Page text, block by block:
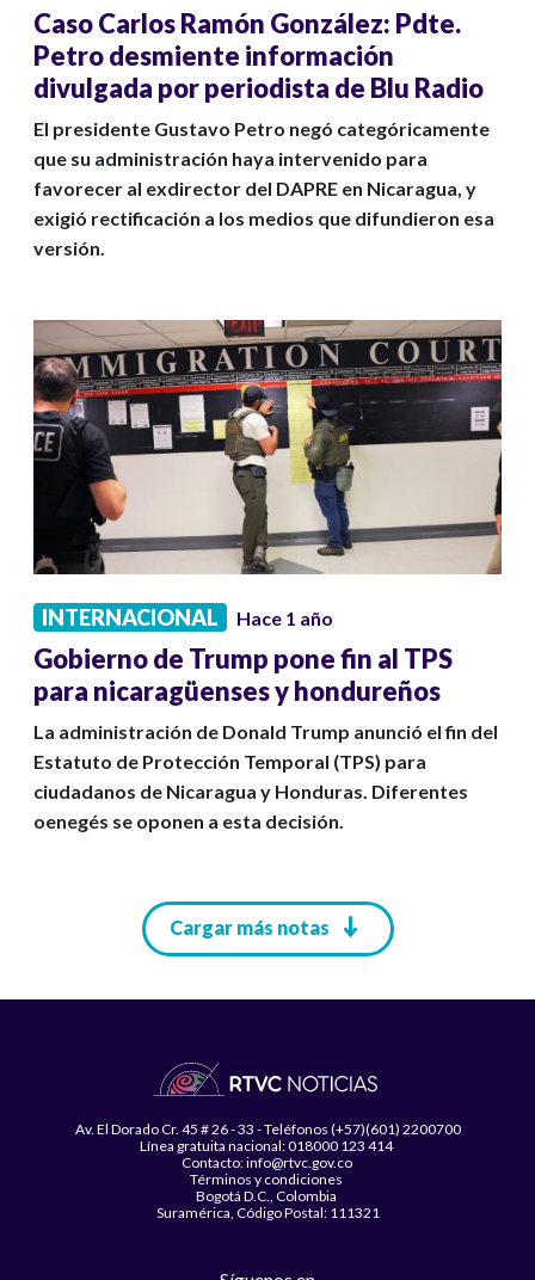
Caso Carlos Ramón González: Pdte.
Petro desmiente información
divulgada por periodista de Blu Radio
El presidente Gustavo Petro negó categóricamente
que su administración haya intervenido para
favorecer al exdirector del DAPRE en Nicaragua, y
exigió rectificación a los medios que difundieron esa
versión.
INTERNACIONAL Hace 1 año
Gobierno de Trump pone fin al TPS
para nicaragüenses y hondureños
La administración de Donald Trump anunció el fin del
Estatuto de Protección Temporal (TPS) para
ciudadanos de Nicaragua y Honduras. Diferentes
oenegés se oponen a esta decisión.
Cargar más notas
Av. El Dorado Cr. 45 # 26 - 33 - Teléfonos (+57)(601) 2200700
Línea gratuita nacional: 018000 123 414
Contacto: info@rtvc.gov.co
Términos y condiciones
Bogotá D.C., Colombia
Suramérica, Código Postal: 111321